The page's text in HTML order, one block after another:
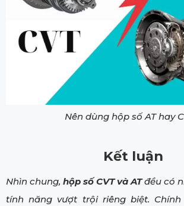
Nên dùng hộp số AT hay
Kết luận
Nhìn chung, hộp số CVT và ATđều có
tính năng vượt trội riêng biệt.